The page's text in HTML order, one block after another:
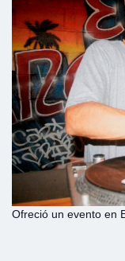
Ofreció un evento en